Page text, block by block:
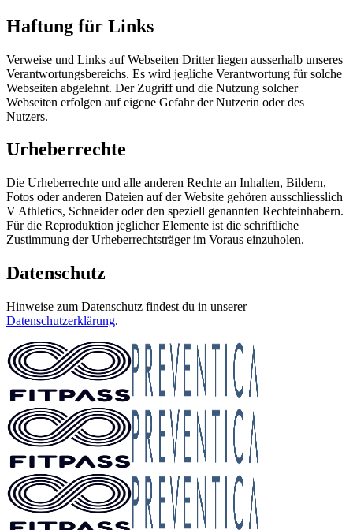
Haftung für Links
Verweise und Links auf Webseiten Dritter liegen ausserhalb unseres
Verantwortungsbereichs. Es wird jegliche Verantwortung für solche
Webseiten abgelehnt. Der Zugriff und die Nutzung solcher
Webseiten erfolgen auf eigene Gefahr der Nutzerin oder des
Nutzers.
Urheberrechte
Die Urheberrechte und alle anderen Rechte an Inhalten, Bildern,
Fotos oder anderen Dateien auf der Website gehören ausschliesslich
V Athletics, Schneideroder den speziell genannten Rechteinhabern.
Für die Reproduktion jeglicher Elemente ist die schriftliche
Zustimmung der Urheberrechtsträger im Voraus einzuholen.
Datenschutz
Hinweise zum Datenschutz findest du in unserer
Datenschutzerklärung.